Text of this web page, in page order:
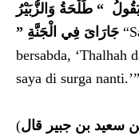
‏ “‏ طَلْحَةُ وَالزُّبَيْرُ
جَارَاىَ فِي الْجَنَّةِ ‏”‏
bersabda, ‘Thalhah
saya di surga nanti.’”
(سعيد بن جبير قال